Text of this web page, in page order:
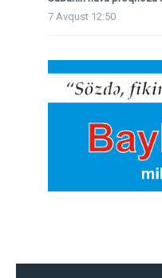
7 Avqust 12:50